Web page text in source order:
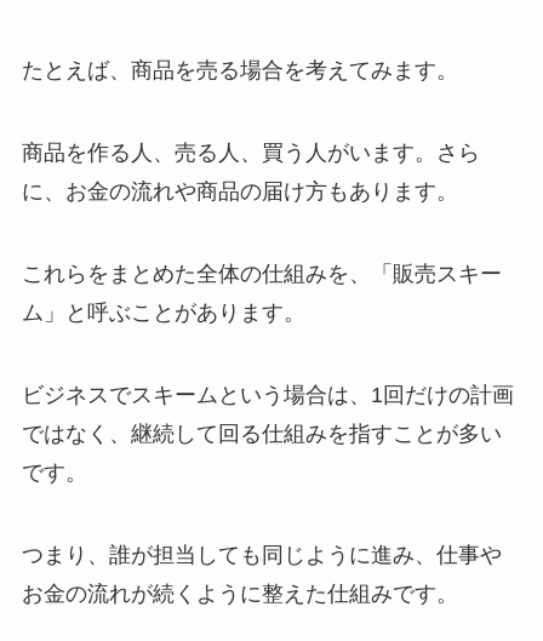
たとえば、商品を売る場合を考えてみます。
商品を作る人、売る人、買う人がいます。さら
に、お金の流れや商品の届け方もあります。
これらをまとめた全体の仕組みを、「販売スキー
ム」と呼ぶことがあります。
ビジネスでスキームという場合は、1回だけの計画
ではなく、継続して回る仕組みを指すことが多い
です。
つまり、誰が担当しても同じように進み、仕事や
お金の流れが続くように整えた仕組みです。